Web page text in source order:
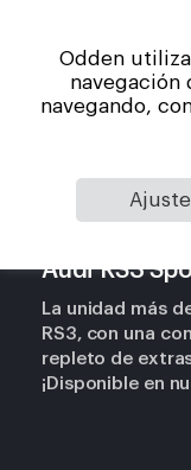
Audi RS3
La unidad más
RS3, con una
repleto de
¡Disponible en
Odden
navegación
navegando,